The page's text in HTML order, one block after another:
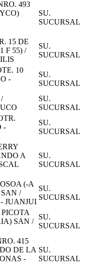
493
SU.
SUCURSAL
15 DE
F 55) /
SU.
SUCURSAL
10
-
SU.
SUCURSAL
SU.
SUCURSAL
-
SU.
SUCURSAL
A
SU.
SUCURSAL
(-A
/
JUANJUI
SU.
SUCURSAL
SAN /
SU.
SUCURSAL
415
DE LA
-
SU.
SUCURSAL